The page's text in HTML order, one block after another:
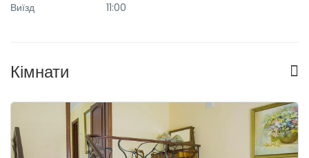
Виїзд
11:00
Кімнати